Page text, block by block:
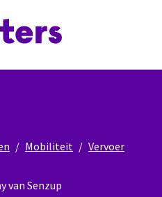
Mobiliteit
Vervoer
van Senzup